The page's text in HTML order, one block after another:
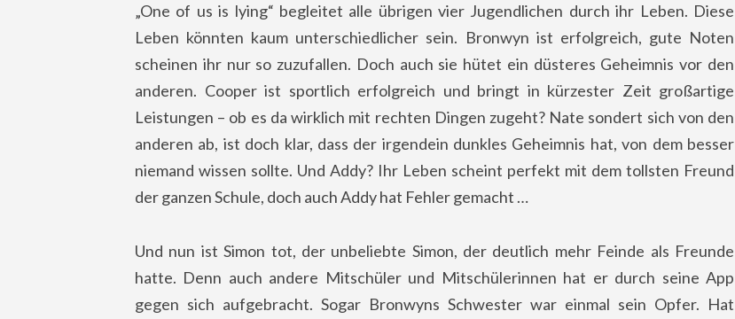
„One of us is lying“ begleitet alle übrigen vier Jugendlichen durch ihr Leben. Diese
Leben könnten kaum unterschiedlicher sein. Bronwyn ist erfolgreich, gute Noten
scheinen ihr nur so zuzufallen. Doch auch sie hütet ein düsteres Geheimnis vor den
anderen. Cooper ist sportlich erfolgreich und bringt in kürzester Zeit großartige
Leistungen – ob es da wirklich mit rechten Dingen zugeht? Nate sondert sich von den
anderen ab, ist doch klar, dass der irgendein dunkles Geheimnis hat, von dem besser
niemand wissen sollte. Und Addy? Ihr Leben scheint perfekt mit dem tollsten Freund
der ganzen Schule, doch auch Addy hat Fehler gemacht …
Und nun ist Simon tot, der unbeliebte Simon, der deutlich mehr Feinde als Freunde
hatte. Denn auch andere Mitschüler und Mitschülerinnen hat er durch seine App
gegen sich aufgebracht. Sogar Bronwyns Schwester war einmal sein Opfer. Hat